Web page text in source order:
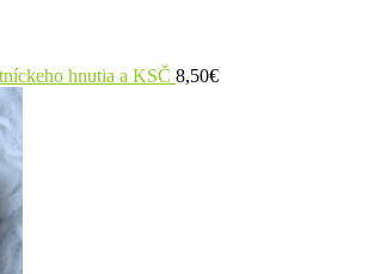
hnutia a KSČ 8,50€